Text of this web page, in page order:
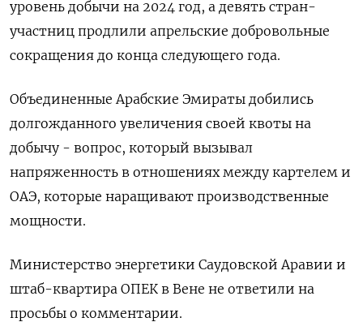
уровень добычи на 2024 год, а девять стран-
участниц продлили апрельские добровольные
сокращения до конца следующего года.
Объединенные Арабские Эмираты добились
долгожданного увеличения своей квоты на
добычу - вопрос, который вызывал
напряженность в отношениях между картелем и
ОАЭ, которые наращивают производственные
мощности.
Министерство энергетики Саудовской Аравии и
штаб-квартира ОПЕК в Вене не ответили на
просьбы о комментарии.